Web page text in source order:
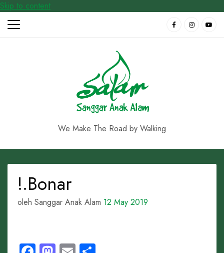
Skip to content
We Make The Road by Walking
!.Bonar
oleh Sanggar Anak Alam 12 May 2019